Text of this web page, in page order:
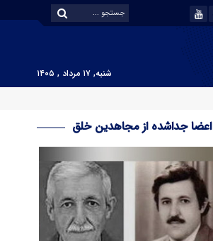
شنبه, ۱۷ مرداد , ۱۴۰۵
اعضا جداشده از مجاهدین خلق